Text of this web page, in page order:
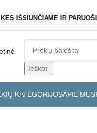
IŠSIUNČIAME IR
Ieškoti
KATEGORIJOSAPIE MUS